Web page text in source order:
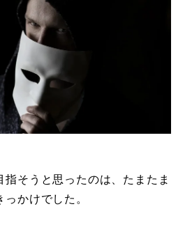
指そうと思ったのは、たまたま
かけでした。